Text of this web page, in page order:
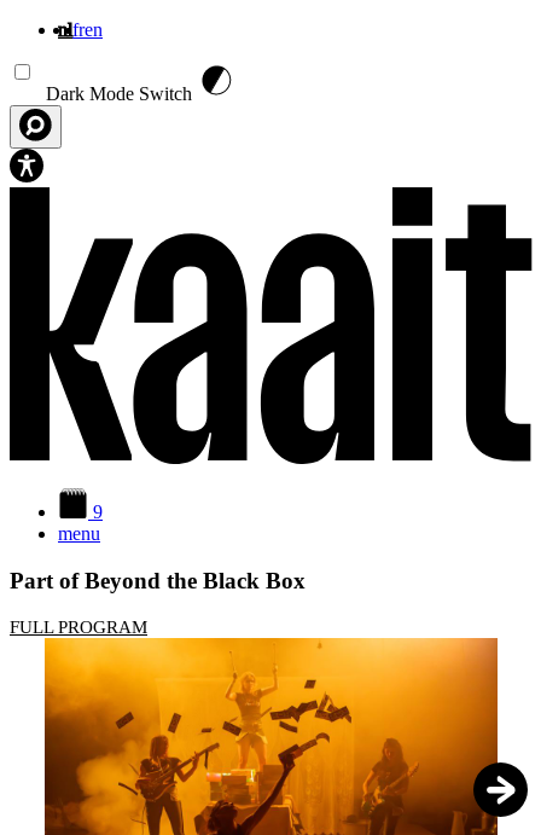
nlfren
Dark Mode Switch
9
menu
Part of Beyond the Black Box
FULL PROGRAM